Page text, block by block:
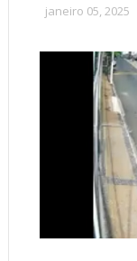
janeiro 05, 2025